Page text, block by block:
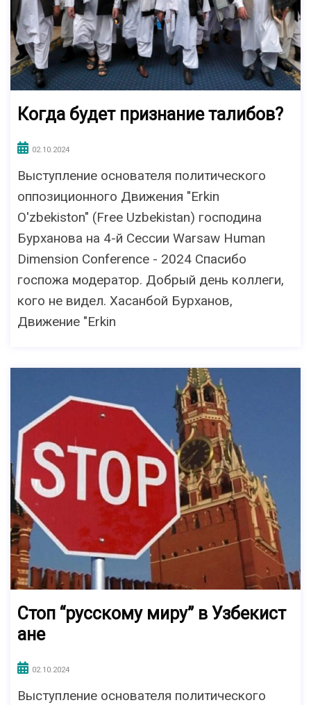
Когда будет признание талибов?
02.10.2024
Выступление основателя политического
оппозиционного Движения "Erkin
O'zbekiston" (Free Uzbekistan) господина
Бурханова на 4-й Сессии Warsaw Human
Dimension Conference - 2024 Спасибо
госпожа модератор. Добрый день коллеги,
кого не видел. Хасанбой Бурханов,
Движение "Erkin
Стоп “русскому миру” в Узбекист
ане
02.10.2024
Выступление основателя политического